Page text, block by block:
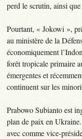
perd le scrutin, ainsi
Pourtant, « Jokowi »,
au ministère de la
économiquement
forêt tropicale primaire
émergentes et
continuent sur les
Prabowo Subianto est
plan de paix en
avec comme vice-